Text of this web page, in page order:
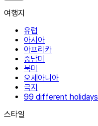
여행지
유럽
아시아
아프리카
중남미
북미
오세아니아
극지
99 different holidays
스타일